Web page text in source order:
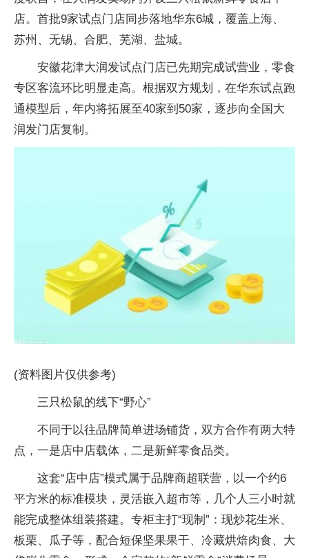
店。首批9家试点门店同步落地华东6城，覆盖上海、
苏州、无锡、合肥、芜湖、盐城。
安徽花津大润发试点门店已先期完成试营业，零食
专区客流环比明显走高。根据双方规划，在华东试点跑
通模型后，年内将拓展至40家到50家，逐步向全国大
润发门店复制。
(资料图片仅供参考)
三只松鼠的线下“野心”
不同于以往品牌简单进场铺货，双方合作有两大特
点，一是店中店载体，二是新鲜零食品类。
这套“店中店”模式属于品牌商超联营，以一个约6
平方米的标准模块，灵活嵌入超市等，几个人三小时就
能完成整体组装搭建。专柜主打“现制”：现炒花生米、
板栗、瓜子等，配合短保坚果果干、冷藏烘焙肉食、大